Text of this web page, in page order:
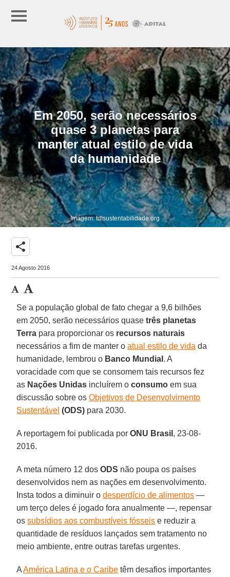
Em 2050, serão necessários
quase 3 planetas para
manter atual estilo de vida
da humanidade
Imagem: tdtsustentabilidade.org
share
24 Agosto 2016
Se a população global de fato chegar a 9,6 bilhões
em 2050, serão necessários quasetrês planetas
Terra para proporcionar os recursos naturais
necessários a fim de manter oatual estilo de vida da
humanidade, lembrou o Banco Mundial . A
voracidade com que se consomem tais recursos fez
as Nações Unidas incluírem oconsumo em sua
discussão sobre osObjetivos de Desenvolvimento
Sustentável (ODS) para 2030.
A reportagem foi publicada porONU Brasil , 23-08-
2016.
A meta número 12 dosODS não poupa os países
desenvolvidos nem as nações em desenvolvimento.
Insta todos a diminuir o desperdício de alimentos —
um terço deles é jogado fora anualmente —, repensar
ossubsídios aos combustíveis fósseis e reduzir a
quantidade de resíduos lançados sem tratamento no
meio ambiente, entre outras tarefas urgentes.
AAmérica Latina e o Caribe têm desafios importantes